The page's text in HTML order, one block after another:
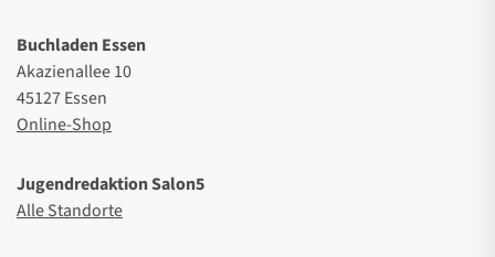
Buchladen Essen
Akazienallee 10
45127 Essen
Online-Shop
Jugendredaktion Salon5
Alle Standorte